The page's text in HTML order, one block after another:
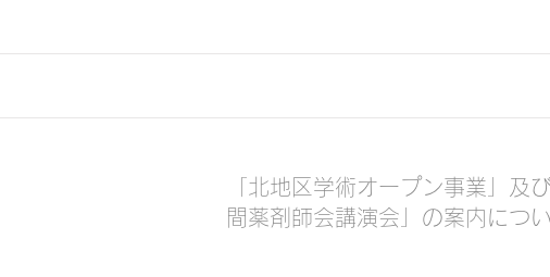
「北地区学術オープン事業」及
間薬剤師会講演会」の案内につ